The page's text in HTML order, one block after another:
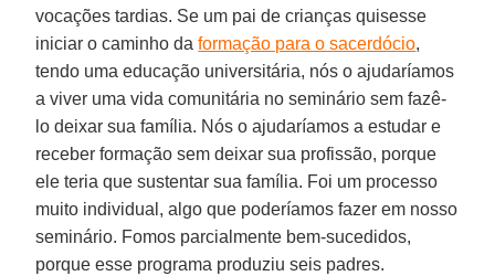
vocações tardias. Se um pai de crianças quisesse
iniciar o caminho daformação para o sacerdócio,
tendo uma educação universitária, nós o ajudaríamos
a viver uma vida comunitária no seminário sem fazê-
lo deixar sua família. Nós o ajudaríamos a estudar e
receber formação sem deixar sua profissão, porque
ele teria que sustentar sua família. Foi um processo
muito individual, algo que poderíamos fazer em nosso
seminário. Fomos parcialmente bem-sucedidos,
porque esse programa produziu seis padres.